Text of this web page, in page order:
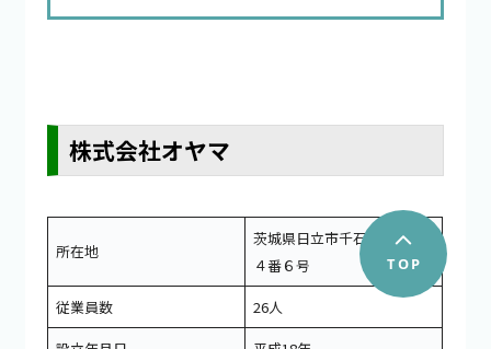
株式会社オヤマ
所在地
茨城県日立市千石町２丁目
４番６号
従業員数
26人